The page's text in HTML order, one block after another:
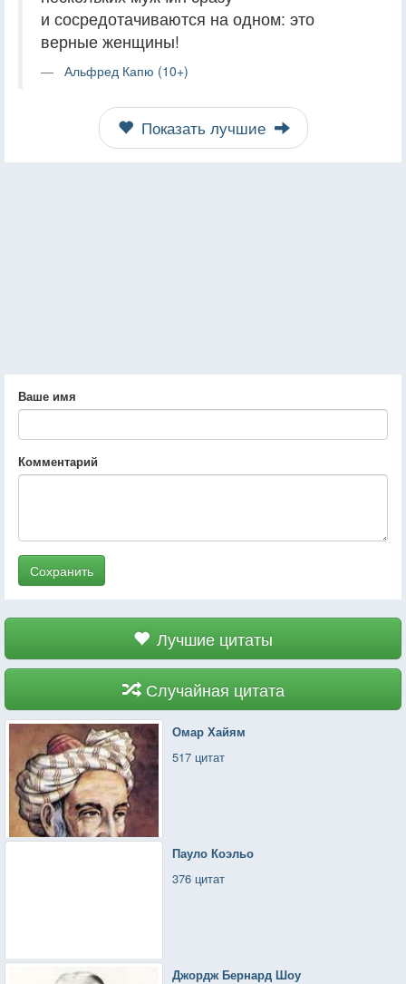
и сосредотачиваются на одном: это
верные женщины!
Альфред Капю (10+)
Показать лучшие
Ваше имя
Комментарий
Сохранить
Лучшие цитаты
Случайная цитата
Омар Хайям
517 цитат
Пауло Коэльо
376 цитат
Джордж Бернард Шоу